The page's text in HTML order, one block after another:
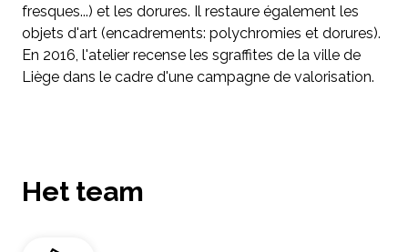
fresques...) et les dorures. Il restaure également les
objets d'art (encadrements: polychromies et dorures).
En 2016, l'atelier recense les sgraffites de la ville de
Liège dans le cadre d'une campagne de valorisation.
Het team